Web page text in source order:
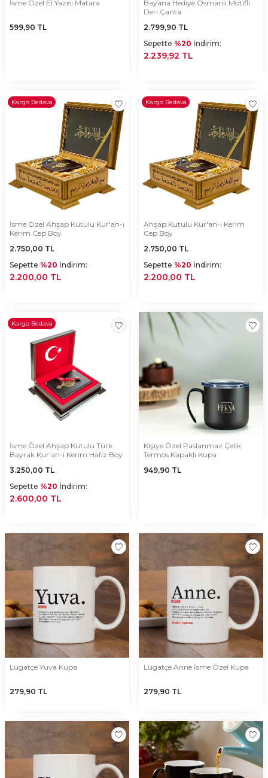
İsme Özel El Yazısı Matara
599,90 TL
Bayana Hediye Osmanlı Motifli
Deri Çanta
2.799,90 TL
Sepette %20 İndirim:
2.239,92 TL
Kargo Bedava
İsme Özel Ahşap Kutulu Kur'an-ı
Kerim Cep Boy
2.750,00 TL
Sepette %20 İndirim:
2.200,00 TL
Kargo Bedava
Ahşap Kutulu Kur'an-ı Kerim
Cep Boy
2.750,00 TL
Sepette %20 İndirim:
2.200,00 TL
Kargo Bedava
İsme Özel Ahşap Kutulu Türk
Bayrak Kur'an-ı Kerim Hafız Boy
3.250,00 TL
Sepette %20 İndirim:
2.600,00 TL
Kişiye Özel Paslanmaz Çelik
Termos Kapaklı Kupa
949,90 TL
Lügatçe Yuva Kupa
279,90 TL
Lügatçe Anne İsme Özel Kupa
279,90 TL